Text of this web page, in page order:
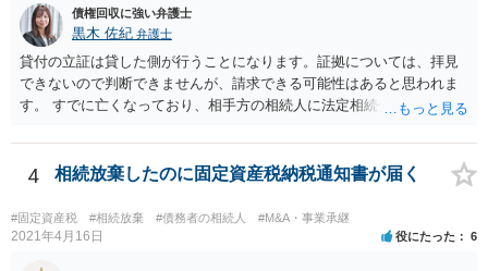
債権回収に強い弁護士
黒木 佐紀 弁護士
貸付の立証は貸した側が行うことになります。証拠については、拝見
できないので判断できませんが、請求できる可能性はあると思われま
す。 すでに亡くなっており、相手方の相続人に法定相続分に応じて請
が難しくなります。 お早めに相続人に請求していくか、それが難しい
場合は、弁護士に相談されるのがよろしいかと思います。
4 相続放棄したのに固定資産税納税通知書が届く
#固定資産税 #相続放棄 #債務者の相続人 #M&A・事業承継
2021年4月16日 役にたった 6